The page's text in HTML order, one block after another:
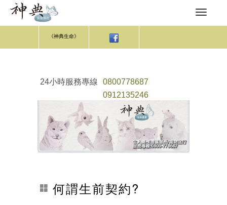
《神典生命》
24小時服務專線
0800778687
0912135246
何謂生前契約?